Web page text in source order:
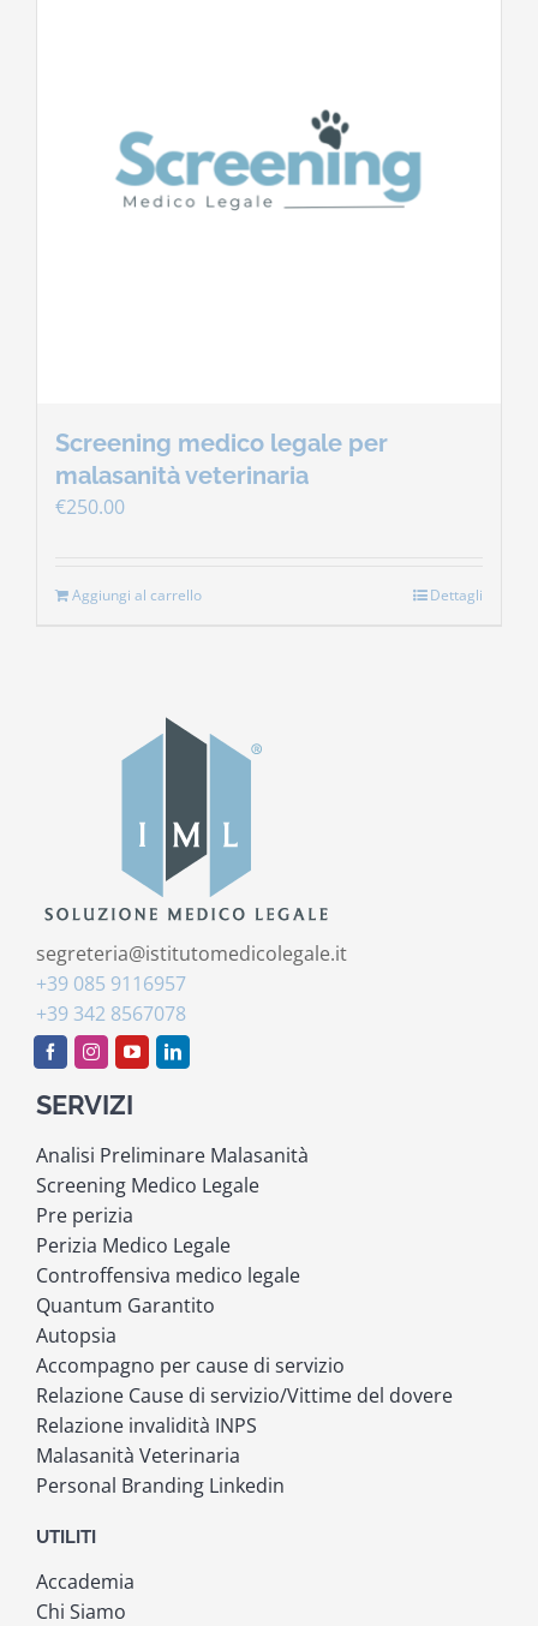
Screening medico legale per
malasanità veterinaria
€250.00
Aggiungi al carrello Dettagli
segreteria@istitutomedicolegale.it
+39 085 9116957
+39 342 8567078
SERVIZI
Analisi Preliminare Malasanità
Screening Medico Legale
Pre perizia
Perizia Medico Legale
Controffensiva medico legale
Quantum Garantito
Autopsia
Accompagno per cause di servizio
Relazione Cause di servizio/Vittime del dovere
Relazione invalidità INPS
Malasanità Veterinaria
Personal Branding Linkedin
UTILITI
Accademia
Chi Siamo